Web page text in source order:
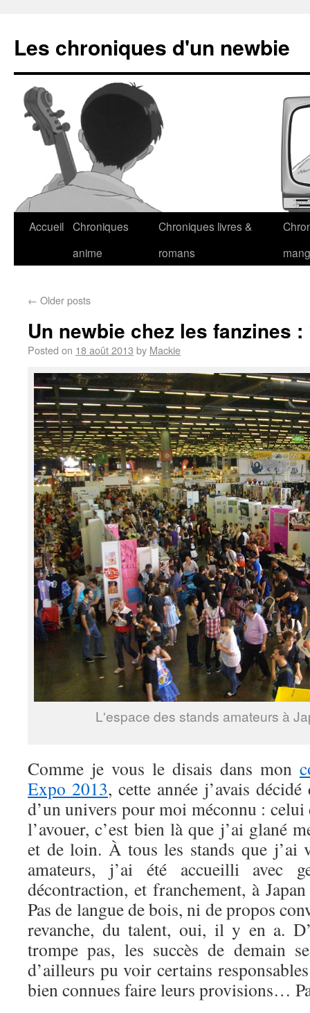
Les chroniques d'un newbie
Accueil Chroniques
anime
Chroniques livres &
romans
← Older posts
Un newbie chez les fanzines
Posted on 18 août 2013 by Mackie
L'espace des stands amateurs à
Comme je vous le disais dans mon
Expo 2013, cette année j’avais
d’un univers pour moi méconnu :
l’avouer, c’est bien là que j’ai glané
et de loin. À tous les stands que j’ai
amateurs, j’ai été accueilli avec
décontraction, et franchement, à
Pas de langue de bois, ni de propos
revanche, du talent, oui, il y en a.
trompe pas, les succès de demain
d’ailleurs pu voir certains
bien connues faire leurs provisions…